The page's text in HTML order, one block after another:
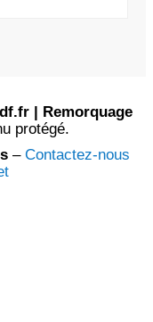
| Remorquage
protégé.
– Contactez-nous